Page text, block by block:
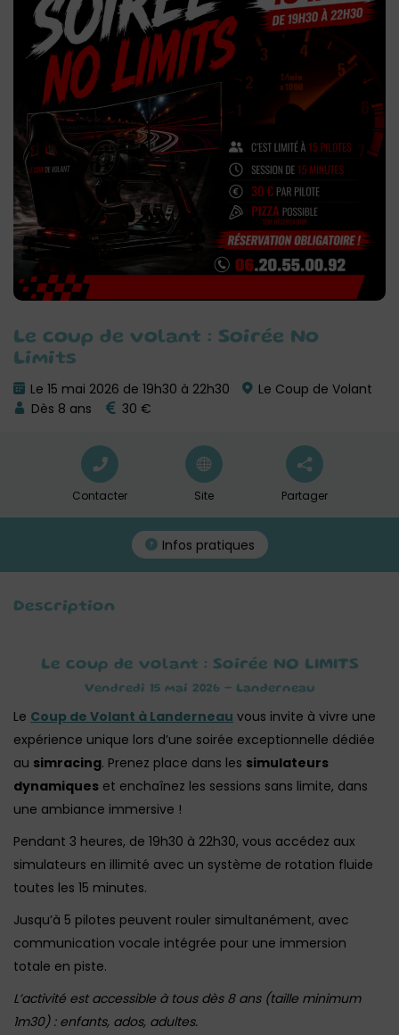
Le coup de volant : Soirée No
Limits
Le 15 mai 2026 de 19h30 à 22h30
Le Coup de Volant
Dès 8 ans
30 €
Contacter Site Partager
Infos pratiques
Description
Le coup de volant : Soirée NO LIMITS
Vendredi 15 mai 2026 – Landerneau
Le Coup de Volant à Landerneau vous invite à vivre une
expérience unique lors d’une soirée exceptionnelle dédiée
au simracing. Prenez place dans les simulateurs
dynamiques et enchaînez les sessions sans limite, dans
une ambiance immersive !
Pendant 3 heures, de 19h30 à 22h30, vous accédez aux
simulateurs en illimité avec un système de rotation fluide
toutes les 15 minutes.
Jusqu’à 5 pilotes peuvent rouler simultanément, avec
communication vocale intégrée pour une immersion
totale en piste.
L’activité est accessible à tous dès 8 ans (taille minimum
1m30) : enfants, ados, adultes.